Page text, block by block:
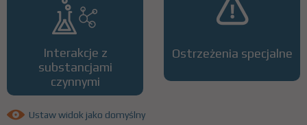
Interakcje z
substancjami
czynnymi
Ostrzeżenia specjalne
Ustaw widok jako domyślny